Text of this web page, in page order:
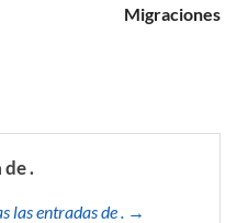
Migraciones
de .
las entradas de . →